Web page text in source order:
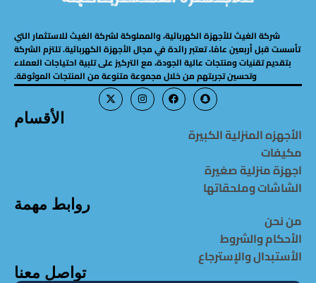
شركة الغيث للأجهزة الكهربائية، والمملوكة لشركة الغيث للاستثمار التي
تأسست قبل أربعين عامًا، تعتبر رائدة في مجال الأجهزة الكهربائية. تلتزم الشركة
بتقديم تقنيات ومنتجات عالية الجودة، مع التركيز على تلبية احتياجات العملاء
وتحسين تجربتهم من خلال مجموعة متنوعة من المنتجات الموثوقة.
الأقسام
الأجهزه المنزلية الكبيرة
مكيفات
اجهزة منزلية صغيرة
الشاشات وملحقاتها
روابط مهمة
من نحن
الأحكام والشروط
الأستبدال والإسترجاع
تواصل معنا